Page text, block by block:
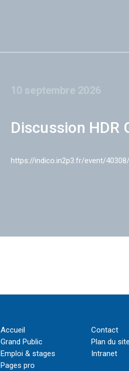
10 septembre 2026
Discussion HDR
https://indico.in2p3.fr/event/40308/
Accueil
Grand Public
Emploi & stages
Pages pro
Contact
Plan du site
Intranet